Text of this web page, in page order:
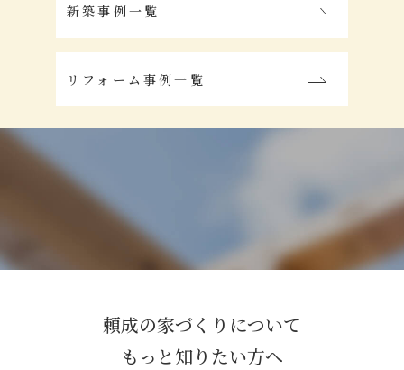
新築事例一覧
リフォーム事例一覧
頼成の家づくりについて
もっと知りたい方へ